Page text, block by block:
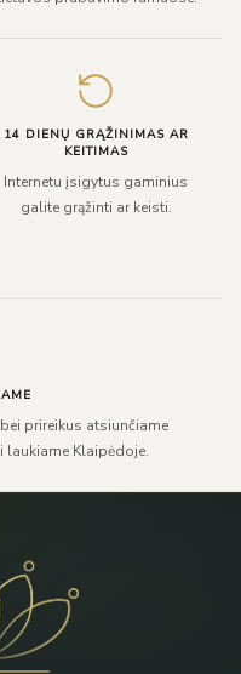
14 DIENŲ GRĄŽINIMAS AR
KEITIMAS
Internetu įsigytus gaminius
galite grąžinti ar keisti.
prireikus atsiunčiame
Klaipėdoje.